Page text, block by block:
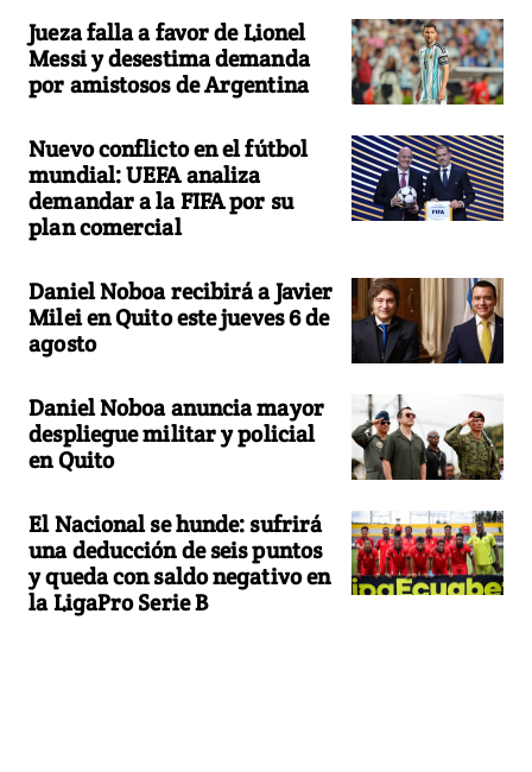
Jueza falla a favor de Lionel
Messi y desestima demanda
por amistosos de Argentina
Nuevo conflicto en el fútbol
mundial: UEFA analiza
demandar a la FIFA por su
plan comercial
Daniel Noboa recibirá a Javier
Milei en Quito este jueves 6 de
agosto
Daniel Noboa anuncia mayor
despliegue militar y policial
en Quito
El Nacional se hunde: sufrirá
una deducción de seis puntos
y queda con saldo negativo en
la LigaPro Serie B